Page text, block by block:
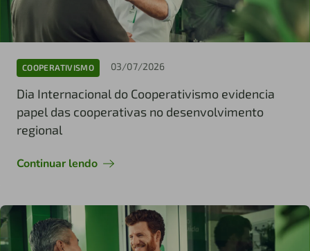
COOPERATIVISMO 03/07/2026
Dia Internacional do Cooperativismo evidencia
papel das cooperativas no desenvolvimento
regional
Continuar lendo